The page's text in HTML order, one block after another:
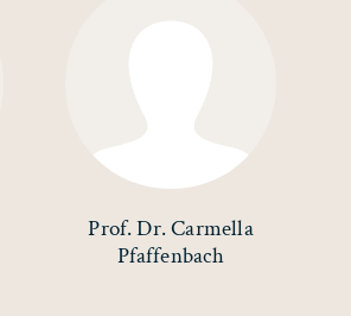
Prof. Dr. Carmella
Pfaffenbach